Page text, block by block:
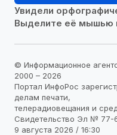
Увидели
Выделите её мышью
© Информационное
2000 – 2026
Портал ИнфоРос
делам печати,
телерадиовещания и
Свидетельство Эл № 77-
9 августа 2026 / 16:30